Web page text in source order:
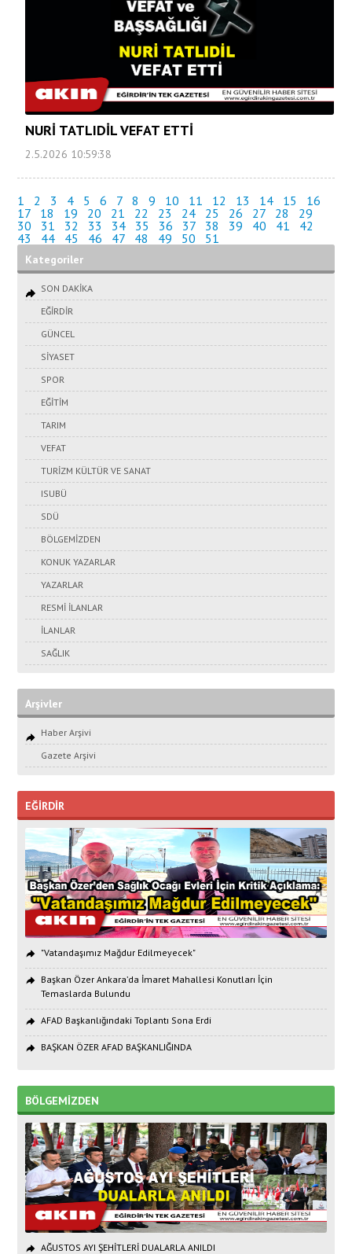
NURİ TATLIDİL VEFAT ETTİ
2.5.2026 10:59:38
1 2 3 4 5 6 7 8 9 10 11 12 13 14 15
16
17
18 19 20 21 22 23 24 25 26 27 28
29
30
31 32 33 34 35 36 37 38 39 40 41
42
43
44 45 46 47 48 49 50 51
Kategoriler
SON DAKİKA
EĞİRDİR
GÜNCEL
SİYASET
SPOR
EĞİTİM
TARIM
VEFAT
TURİZM KÜLTÜR VE SANAT
ISUBÜ
SDÜ
BÖLGEMİZDEN
KONUK YAZARLAR
YAZARLAR
RESMİ İLANLAR
İLANLAR
SAĞLIK
Arşivler
Haber Arşivi
Gazete Arşivi
EĞİRDİR
"Vatandaşımız Mağdur Edilmeyecek"
Başkan Özer Ankara’da İmaret Mahallesi Konutları İçin
Temaslarda Bulundu
AFAD Başkanlığındaki Toplantı Sona Erdi
BAŞKAN ÖZER AFAD BAŞKANLIĞINDA
BÖLGEMİZDEN
AĞUSTOS AYI ŞEHİTLERİ DUALARLA ANILDI